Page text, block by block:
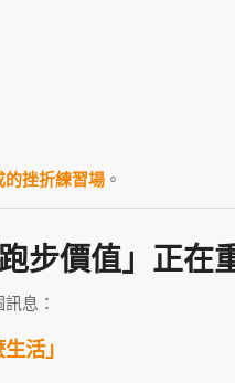
的挫折練習場 。
步價值」正在
息：
活」